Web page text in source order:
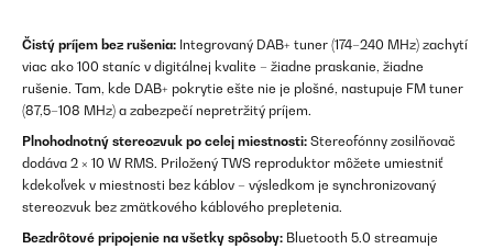
Čistý príjem bez rušenia: Integrovaný DAB+ tuner (174–240 MHz) zachytí
viac ako 100 staníc v digitálnej kvalite – žiadne praskanie, žiadne
rušenie. Tam, kde DAB+ pokrytie ešte nie je plošné, nastupuje FM tuner
(87,5–108 MHz) a zabezpečí nepretržitý príjem.
Plnohodnotný stereozvuk po celej miestnosti: Stereofónny zosilňovač
dodáva 2 × 10 W RMS. Priložený TWS reproduktor môžete umiestniť
kdekoľvek v miestnosti bez káblov – výsledkom je synchronizovaný
stereozvuk bez zmätkového káblového prepletenia.
Bezdrôtové pripojenie na všetky spôsoby: Bluetooth 5.0 streamuje